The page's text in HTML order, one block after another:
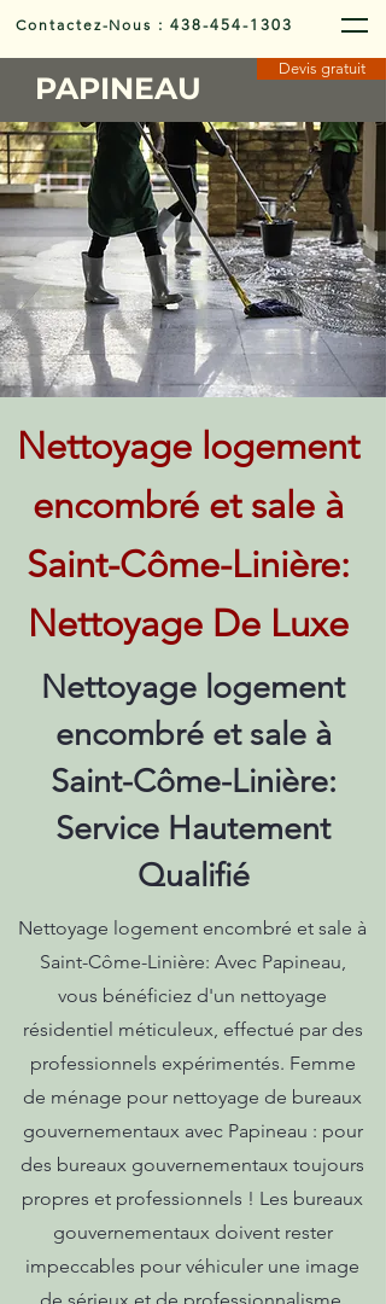
Contactez-Nous :438-454-1303
PAPINEAU
Devis gratuit
Nettoyage logement
encombré et sale à
Saint-Côme-Linière:
Nettoyage De Luxe
Nettoyage logement
encombré et sale à
Saint-Côme-Linière:
Service Hautement
Qualifié
Nettoyage logement encombré et sale à
Saint-Côme-Linière: Avec Papineau,
vous bénéficiez d'un nettoyage
résidentiel méticuleux, effectué par des
professionnels expérimentés. Femme
de ménage pour nettoyage de bureaux
gouvernementaux avec Papineau : pour
des bureaux gouvernementaux toujours
propres et professionnels ! Les bureaux
gouvernementaux doivent rester
impeccables pour véhiculer une image